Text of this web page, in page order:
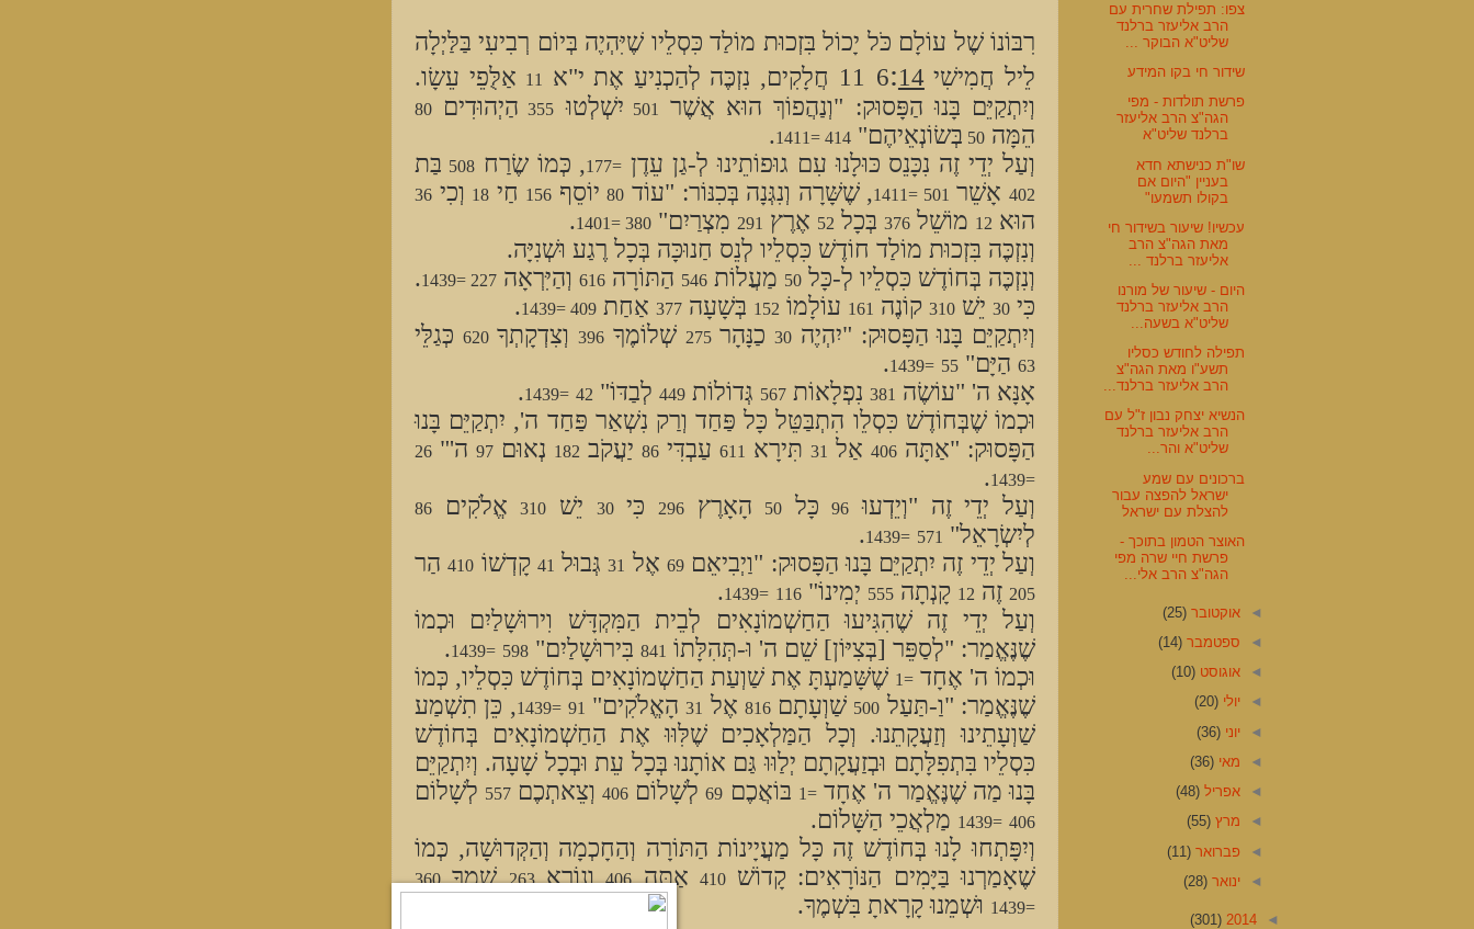
רִבּוֹנוֹ שֶׁל עוֹלָם כֹּל יָכוֹל בִּזְכוּת מוֹלַד כִּסְלֵיו שֶׁיִּהְיֶה בְּיוֹם רְבִיעִי בַּלַּיְלָה
לֵיל חֲמִישִׁי
6:14
11 חֲלָקִים, נִזְכֶּה לְהַכְנִיעַ אֶת י"א 11 אַלֻּפֵי עֵשָׂו.
וְיִתְקַיֵּם בָּנוּ הַפָּסוּק: "וְנַהֲפוֹךְ הוּא אֲשֶׁר
501 יִשְׁלְטוּ 355 הַיְהוּדִים 80
הֵמָּה 50 בְּשׂוֹנְאֵיהֶם" 414 =1411
.
וְעַל יְדֵי זֶה נִכָּנֵס כּוּלָנוּ עִם גוּפוֹתֵינוּ לְ-גַן עֵדֶן =177 , כְּמוֹ שֶׂרַח508 בַּת
402אָשֵׁר 501 =1411 , שֶׁשָּׁרָה וְנִגְּנָה בְּכִנּוֹר: "עוֹד 80יוֹסֵף 156 חַי 18 וְכִי 36
הוּא 12 מוֹשֵׁל 376 בְּכָל 52 אֶרֶץ 291 מִצְרַיִם" 380 =1401
.
וְנִזְכֶּה בִּזְכוּת מוֹלַד חוֹדֶשׁ כִּסְלֵיו לְנֵס חַנוּכָּה בְּכָל רֶגַע וּשְׁנִיָּה.
וְנִזְכֶּה בְּחוֹדֶשׁ כִּסְלֵיו לְ-כָּל 50 מַעֲלוֹת 546 הַתּוֹרָה 616 וְהַיִּרְאָה 227 =1439
.
כִּי 30 יֵשׁ 310 קוֹנֶה 161 עוֹלָמוֹ 152 בְּשָׁעָה 377 אַחַת 409 =1439
.
וְיִתְקַיֵּם בָּנוּ הַפָּסוּק: "יִהְיֶה 30כַנָּהָר275 שְׁלוֹמֶךָ 396וְצִדְקָתְךָ620 כְּגַלֵּי
63 הַיָּם" 55
=1439
.
אָנָּא ה' "עוֹשֶׂה 381 נִפְלָאוֹת 567 גְּדוֹלוֹת 449 לְבַדּוֹ" 42
=1439
.
וּכְמוֹ שֶׁבְּחוֹדֶשׁ כִּסְלֵו הִתְבַּטֵּל כָּל פַּחַד וְרַק נִשְׁאַר פַּחַד ה', יִתְקַיֵּם בָּנוּ
הַפָּסוּק: "אַתָּה 406 אַל 31 תִּירָא 611 עַבְדִּי 86 יַעֲקֹב 182 נְאוּם 97 ה'" 26
=1439
.
וְעַל יְדֵי זֶה "וְיֵדְעוּ
96כָּל 50 הָאָרֶץ296 כִּי30 יֵשׁ 310אֱלֹקִים 86
לְיִשְׂרָאֵל" 571
=1439
.
וְעַל יְדֵי זֶה יִתְקַיֵּם בָּנוּ הַפָּסוּק: "וַיְבִיאֵם 69אֶל 31גְּבוּל 41 קָדְשׁוֹ 410הַר
205 זֶה 12 קָנְתָה 555 יְמִינוֹ" 116
=1439
.
וְעַל יְדֵי זֶה שֶׁהִגִּיעוּ הַחַשְׁמוֹנָאִים לְבֵית הַמִּקְדָּשׁ וִירוּשָׁלַיִם וּכְמוֹ
שֶׁנֶּאֱמַר: "לְסַפֵּר [בְּצִיּוֹן] שֵׁם ה' וּ-תְּהִלָּתוֹ 841 בִּירוּשָׁלַיִם" 598
=1439
.
וּכְמוֹ ה' אֶחָד =1
שֶׁשָּׁמַעְתָּ אֶת שַׁוְעַת הַחַשְׁמוֹנָאִים בְּחוֹדֶשׁ כִּסְלֵיו, כְּמוֹ
שֶׁנֶּאֱמַר: "וַ-תַּעַל 500 שַׁוְעָתָם816 אֶל 31הָאֱלֹקִים" 91
=1439
, כֵּן תִשְׁמַע
שַׁוְעָתֵינוּ וְזַעֲקָתֵנוּ. וְכָל הַמַּלְאָכִים שֶׁלִּוּוּ אֶת הַחַשְׁמוֹנָאִים בְּחוֹדֶשׁ
כִּסְלֵיו בִּתְפִלָּתָם וּבְזַעֲקָתָם יְלַוּוּ גַּם אוֹתָנוּ בְּכָל עֵת וּבְכָל שָׁעָה. וְיִתְקַיֵּם
בָּנוּ מַה שֶׁנֶּאֱמַר ה' אֶחָד=1 בּוֹאֲכֶם 69לְשָׁלוֹם 406וְצֵאתְכֶם 557 לְשָׁלוֹם
406
=1439
מַלְאֲכֵי הַשָּׁלוֹם.
וְיִפָּתְחוּ לָנוּ בְּחוֹדֶשׁ זֶה כָּל מַעֲיָינוֹת הַתּוֹרָה וְהַחָכְמָה וְהַקְּדוּשָׁה, כְּמוֹ
שֶׁאָמַרְנוּ בַּיָּמִים הַנּוֹרָאִים: קָדוֹשׁ410 אַתָּה406וְנוֹרָא263שְׁמֶךָ360
=1439
וּשְׁמֵנוּ קָרָאתָ בִּשְׁמֶךָ.
צפו: תפילת שחרית עם
הרב אליעזר ברלנד
שליט"א הבוקר ...
שידור חי בקו המידע
פרשת תולדות - מפי
הגה"צ הרב אליעזר
ברלנד שליט"א
שו"ת כנישתא חדא
בעניין "היום אם
בקולו תשמעו"
עכשיו! שיעור בשידור חי
מאת הגה"צ הרב
אליעזר ברלנד ...
היום - שיעור של מורנו
הרב אליעזר ברלנד
שליט"א בשעה...
תפילה לחודש כסליו
תשע"ו מאת הגה"צ
הרב אליעזר ברלנד...
הנשיא יצחק נבון ז"ל עם
הרב אליעזר ברלנד
שליט"א והר...
ברכונים עם שמע
ישראל להפצה עבור
להצלת עם ישראל
האוצר הטמון בתוכך -
פרשת חיי שרה מפי
הגה"צ הרב אלי...
◄אוקטובר(25)
◄ ספטמבר(14)
◄אוגוסט(10)
◄יולי(20)
◄יוני(36)
◄ מאי(36)
◄אפריל(48)
◄ מרץ(55)
◄ פברואר(11)
◄ינואר(28)
◄
2014
(301)